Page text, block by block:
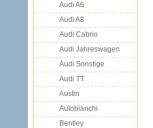
Audi A6
Audi A8
Audi Cabrio
Audi Jahreswagen
Audi Sonstige
Audi TT
Austin
Autobianchi
Bentley